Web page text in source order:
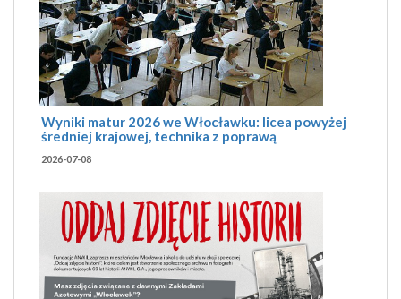
Wyniki matur 2026 we Włocławku: licea powyżej
średniej krajowej, technika z poprawą
2026-07-08